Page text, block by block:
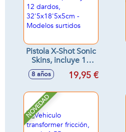
Pistola X-Shot Sonic
Skins, incluye 12
dardos,
32'5x18'5x5cm -
8 años 19,95 €
NOVEDAD